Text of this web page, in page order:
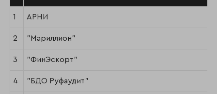
1 АРНИ
2 "Мариллион"
3 "ФинЭскорт"
4 "БДО Руфаудит"